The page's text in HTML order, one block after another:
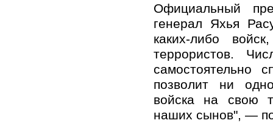
Официальный
генерал Яхья
каких-либо
террористов.
самостоятельно
позволит ни
войска на свою
наших сынов", —